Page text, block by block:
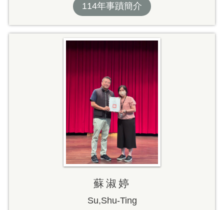
114年事蹟簡介
蘇淑婷
Su,Shu-Ting